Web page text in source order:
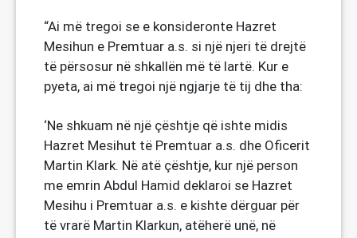
“Ai më tregoi se e konsideronte Hazret
Mesihun e Premtuar a.s. si një njeri të drejtë
të përsosur në shkallën më të lartë. Kur e
pyeta, ai më tregoi një ngjarje të tij dhe tha:
‘Ne shkuam në një çështje që ishte midis
Hazret Mesihut të Premtuar a.s. dhe Oficerit
Martin Klark. Në atë çështje, kur një person
me emrin Abdul Hamid deklaroi se Hazret
Mesihu i Premtuar a.s. e kishte dërguar për
të vrarë Martin Klarkun, atëherë unë, në